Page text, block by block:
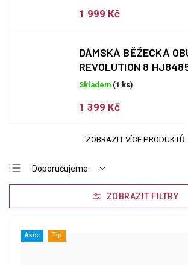
1 999 Kč
DÁMSKÁ BĚŽECKÁ
REVOLUTION 8
Skladem (1 ks)
1 399 Kč
ZOBRAZIT VÍCE PRODUKTŮ
Doporučujeme
Nejlevnější
Nejdražší
Akce Tip